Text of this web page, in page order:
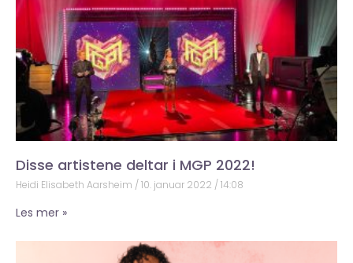
Disse artistene deltar i MGP 2022!
Heidi Elisabeth Aarsheim 10. januar 2022 14:08
Les mer »